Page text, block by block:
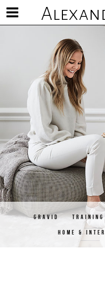
Visa/göm
meny
GRAVID
HOME &